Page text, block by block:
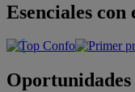
Esenciales con
Oportunidades